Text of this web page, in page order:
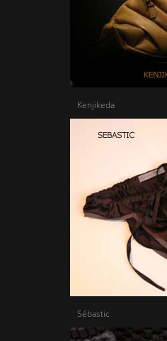
Kenjikeda
Sébastic